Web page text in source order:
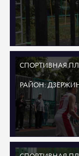
СПОРТИВНАЯ
РАЙОН: